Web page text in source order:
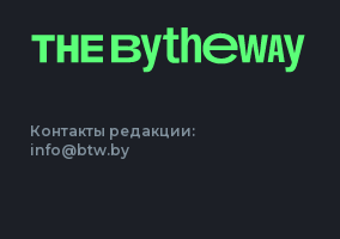
Контакты редакции:
info@btw.by